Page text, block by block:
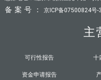
备案号： 京ICP备07500824号-3
主
可行性报告
资金申请报告
十